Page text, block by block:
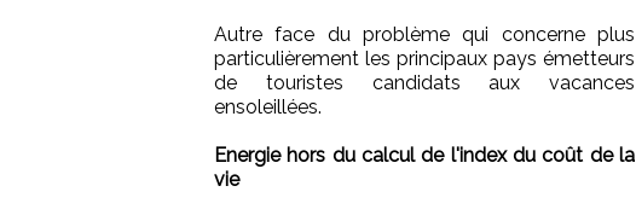
Autre face du problème qui concerne plus
particulièrement les principaux pays émetteurs
de touristes candidats aux vacances
ensoleillées.
Energie hors du calcul de l'index du coût de la
vie